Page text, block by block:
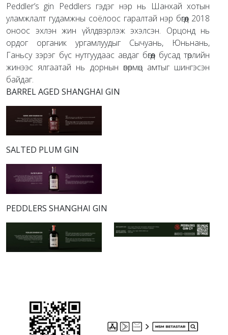
Peddler’s gin Peddlers гэдэг нэр нь Шанхай хотын
уламжлалт гудамжны соёлоос гаралтай нэр бөгөөд 2018
оноос эхлэн жин үйлдвэрлэж эхэлсэн. Орцонд нь
ордог органик ургамлуудыг Сычуань, Юньнань,
Ганьсу зэрэг бүс нутгуудаас авдаг бөгөөд бусад төрлийн
жинээс ялгаатай нь дорнын өвөрмөц амтыг шингэсэн
байдаг.
BARREL AGED SHANGHAI GIN
SALTED PLUM GIN
PEDDLERS SHANGHAI GIN